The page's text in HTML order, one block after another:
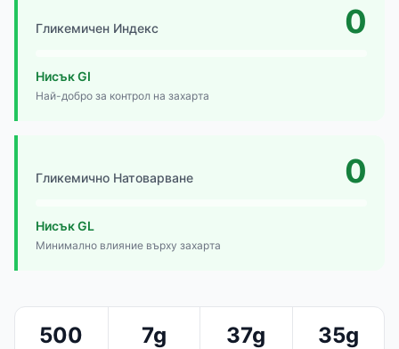
Гликемичен Индекс 0
Нисък GI
Най-добро за контрол на захарта
Гликемично Натоварване 0
Нисък GL
Минимално влияние върху захарта
500 7g 37g 35g